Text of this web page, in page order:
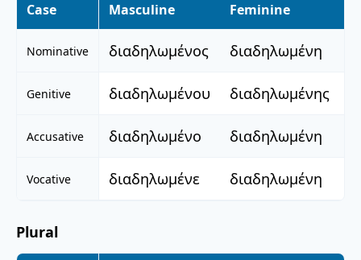
Case Masculine Feminine
Nominative διαδηλωμένος διαδηλωμένη
Genitive διαδηλωμένου διαδηλωμένης
Accusative διαδηλωμένο διαδηλωμένη
Vocative διαδηλωμένε διαδηλωμένη
Plural